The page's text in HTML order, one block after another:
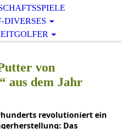
DIVERSES
von
aus dem Jahr
revolutioniert ein
Das